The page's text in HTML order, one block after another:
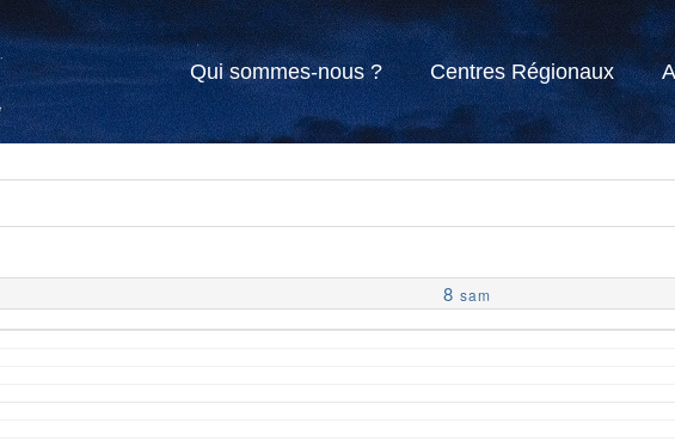
Qui sommes-nous ? Centres Régionaux
8 sam